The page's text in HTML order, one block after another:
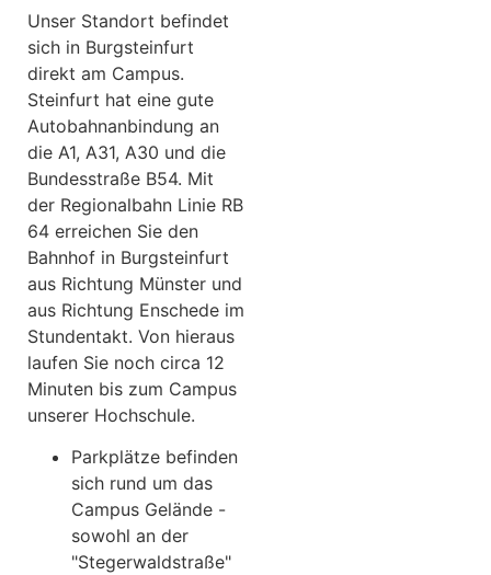
Unser Standort befindet
sich in Burgsteinfurt
direkt am Campus.
Steinfurt hat eine gute
Autobahnanbindung an
die A1, A31, A30 und die
Bundesstraße B54. Mit
der Regionalbahn Linie RB
64 erreichen Sie den
Bahnhof in Burgsteinfurt
aus Richtung Münster und
aus Richtung Enschede im
Stundentakt. Von hieraus
laufen Sie noch circa 12
Minuten bis zum Campus
unserer Hochschule.
Parkplätze befinden
sich rund um das
Campus Gelände -
sowohl an der
"Stegerwaldstraße"